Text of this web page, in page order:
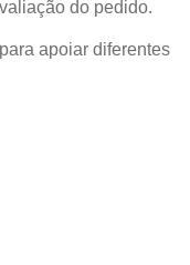
do pedido.
apoiar diferentes